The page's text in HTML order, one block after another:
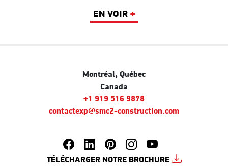
EN VOIR +
Montréal, Québec
Canada
+1 919 516 9878
contactexp@smc2-construction.com
TÉLÉCHARGER NOTRE BROCHURE